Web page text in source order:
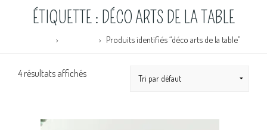
ÉTIQUETTE : DÉCO ARTS DE LA TABLE
Produits identifiés “déco arts de la table”
4 résultats affichés